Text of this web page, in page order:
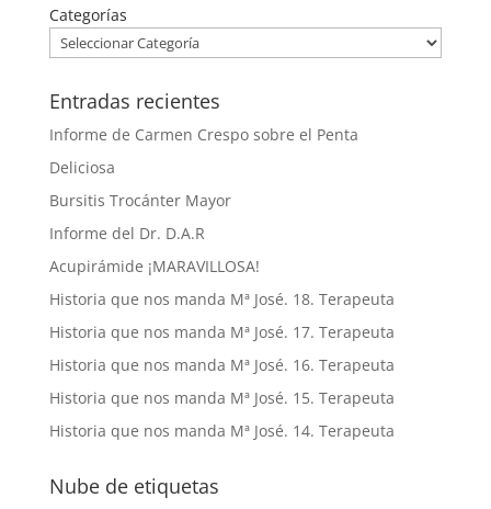
Categorías
Entradas recientes
Informe de Carmen Crespo sobre el Penta
Deliciosa
Bursitis Trocánter Mayor
Informe del Dr. D.A.R
Acupirámide ¡MARAVILLOSA!
Historia que nos manda Mª José. 18. Terapeuta
Historia que nos manda Mª José. 17. Terapeuta
Historia que nos manda Mª José. 16. Terapeuta
Historia que nos manda Mª José. 15. Terapeuta
Historia que nos manda Mª José. 14. Terapeuta
Nube de etiquetas